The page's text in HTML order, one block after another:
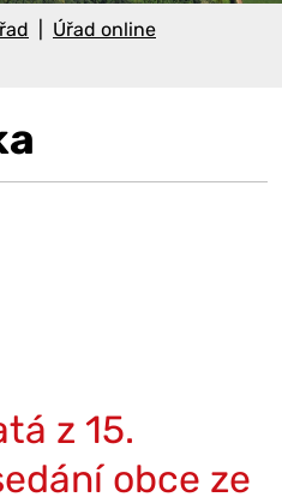
Úřad online
z 15.
obce ze